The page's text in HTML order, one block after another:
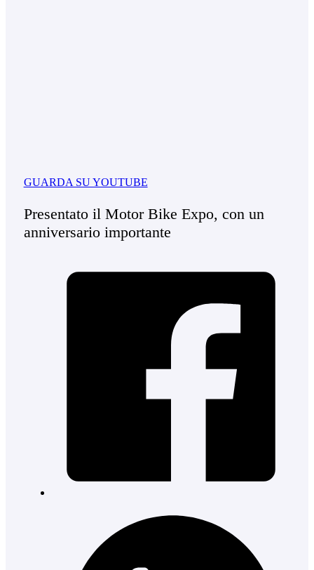
GUARDA SU YOUTUBE
Presentato il Motor Bike Expo, con un
anniversario importante